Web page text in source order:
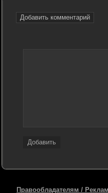
Добавить комментарий
Добавить
Правообладателям /